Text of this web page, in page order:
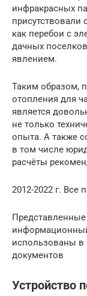
инфракрасных
присутствовали
как перебои с
дачных
явлением.
Таким образом,
отопления для
является
не только
опыта. А также
в том числе
расчёты
2012-2022 г. Все
использованы в
документов
Устройство